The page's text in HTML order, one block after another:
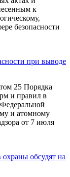
к
безопасности
при выводе
25 Порядка
и правил в
и атомному
от 7 июля
обсудят на